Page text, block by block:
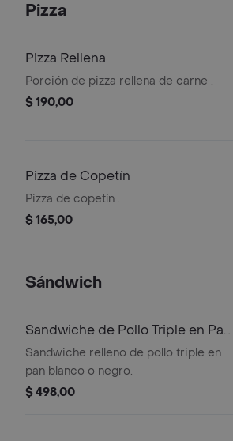
Pizza
Pizza Rellena
Porción de pizza rellena de carne .
$ 190,00
Pizza de Copetín
Pizza de copetín .
$ 165,00
Sándwich
Sandwiche de Pollo Triple en Pan
Blanco
Sandwiche relleno de pollo triple en
pan blanco o negro.
$ 498,00